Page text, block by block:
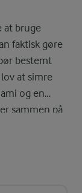
at bruge
faktisk gøre
bestemt
at simre
og en
sammen på
en dybde,